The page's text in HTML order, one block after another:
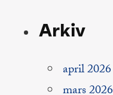
Arkiv
april 2026